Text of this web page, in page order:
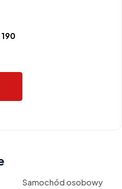
190
Samochód osobowy